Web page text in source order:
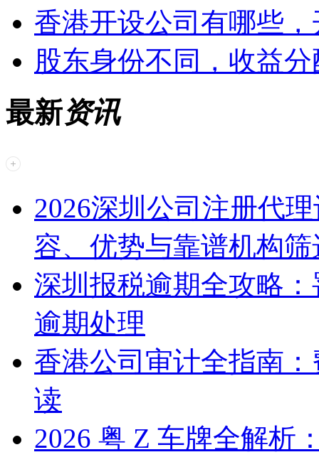
香港开设公司有哪些
股东身份不同，收益
最新资讯
2026深圳公司注册代
容、优势与靠谱机构筛
深圳报税逾期全攻略
逾期处理
香港公司审计全指南
读
2026 粤 Z 车牌全解析